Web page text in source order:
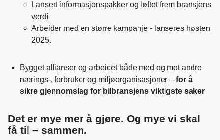
Lansert informasjonspakker og løftet frem bransjens
verdi
Arbeider med en større kampanje - lanseres høsten
2025.
Bygget allianser og arbeidet både med og mot andre
nærings-, forbruker og miljøorganisasjoner – for å
sikre gjennomslag for bilbransjens viktigste saker
Det er mye mer å gjøre. Og mye vi skal
få til – sammen.